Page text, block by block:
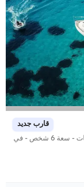
قارب جديد
يخت بمحرك فاخر بطول 23 متر - 3 كابينات - سعة 6 شخص - في